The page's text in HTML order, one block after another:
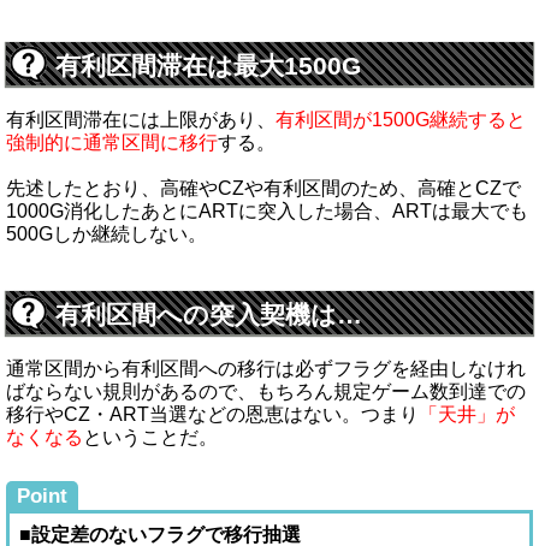
有利区間滞在は最大1500G
有利区間滞在には上限があり、 有利区間が1500G継続すると
強制的に通常区間に移行する。
先述したとおり、高確やCZや有利区間のため、高確とCZで
1000G消化したあとにARTに突入した場合、ARTは最大でも
500Gしか継続しない。
有利区間への突入契機は…
通常区間から有利区間への移行は必ずフラグを経由しなけれ
ばならない規則があるので、もちろん規定ゲーム数到達での
移行やCZ・ART当選などの恩恵はない。つまり
「天井」が
なくなる ということだ。
Point
■設定差のないフラグで移行抽選